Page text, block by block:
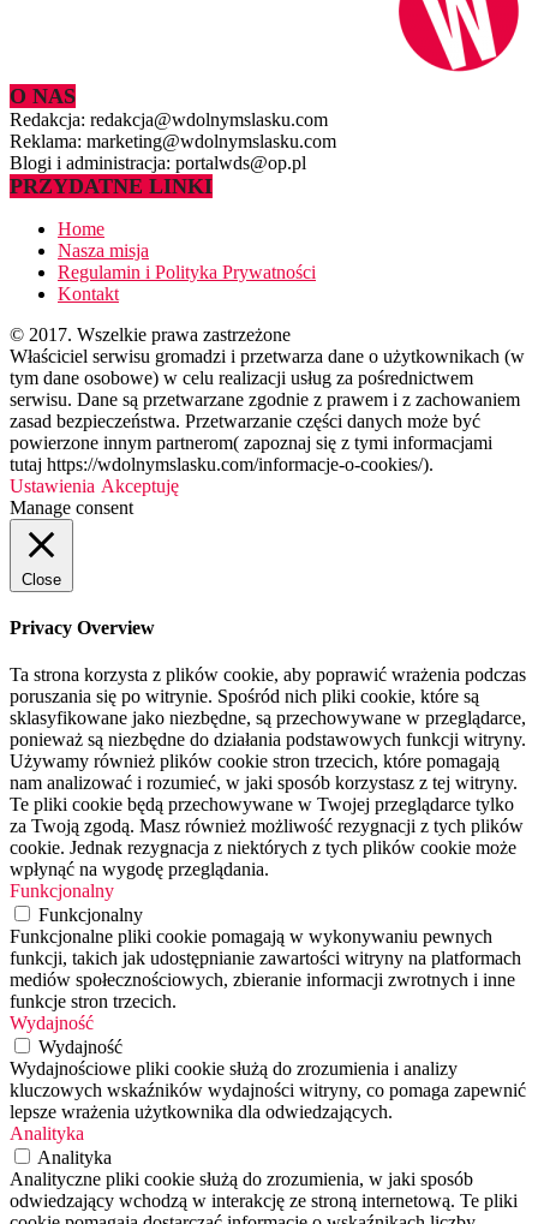
O NAS
Redakcja: redakcja@wdolnymslasku.com
Reklama: marketing@wdolnymslasku.com
Blogi i administracja: portalwds@op.pl
PRZYDATNE LINKI
Home
Nasza misja
Regulamin i Polityka Prywatności
Kontakt
© 2017. Wszelkie prawa zastrzeżone
Właściciel serwisu gromadzi i przetwarza dane o użytkownikach (w
tym dane osobowe) w celu realizacji usług za pośrednictwem
serwisu. Dane są przetwarzane zgodnie z prawem i z zachowaniem
zasad bezpieczeństwa. Przetwarzanie części danych może być
powierzone innym partnerom( zapoznaj się z tymi informacjami
tutaj https://wdolnymslasku.com/informacje-o-cookies/).
Ustawienia Akceptuję
Manage consent
Close
Privacy Overview
Ta strona korzysta z plików cookie, aby poprawić wrażenia podczas
poruszania się po witrynie. Spośród nich pliki cookie, które są
sklasyfikowane jako niezbędne, są przechowywane w przeglądarce,
ponieważ są niezbędne do działania podstawowych funkcji witryny.
Używamy również plików cookie stron trzecich, które pomagają
nam analizować i rozumieć, w jaki sposób korzystasz z tej witryny.
Te pliki cookie będą przechowywane w Twojej przeglądarce tylko
za Twoją zgodą. Masz również możliwość rezygnacji z tych plików
cookie. Jednak rezygnacja z niektórych z tych plików cookie może
wpłynąć na wygodę przeglądania.
Funkcjonalny
Funkcjonalny
Funkcjonalne pliki cookie pomagają w wykonywaniu pewnych
funkcji, takich jak udostępnianie zawartości witryny na platformach
mediów społecznościowych, zbieranie informacji zwrotnych i inne
funkcje stron trzecich.
Wydajność
Wydajność
Wydajnościowe pliki cookie służą do zrozumienia i analizy
kluczowych wskaźników wydajności witryny, co pomaga zapewnić
lepsze wrażenia użytkownika dla odwiedzających.
Analityka
Analityka
Analityczne pliki cookie służą do zrozumienia, w jaki sposób
odwiedzający wchodzą w interakcję ze stroną internetową. Te pliki